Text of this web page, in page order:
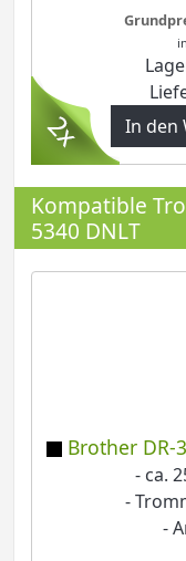
Kompatible
5340 DNLT
Brother
- ca.
-
-